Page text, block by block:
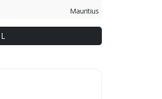
Mauritius